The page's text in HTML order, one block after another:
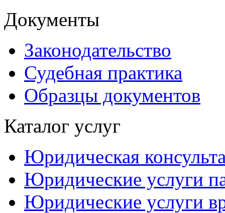
Документы
Законодательство
Судебная практика
Образцы документов
Каталог услуг
Юридическая
Юридические услуги
Юридические услуги